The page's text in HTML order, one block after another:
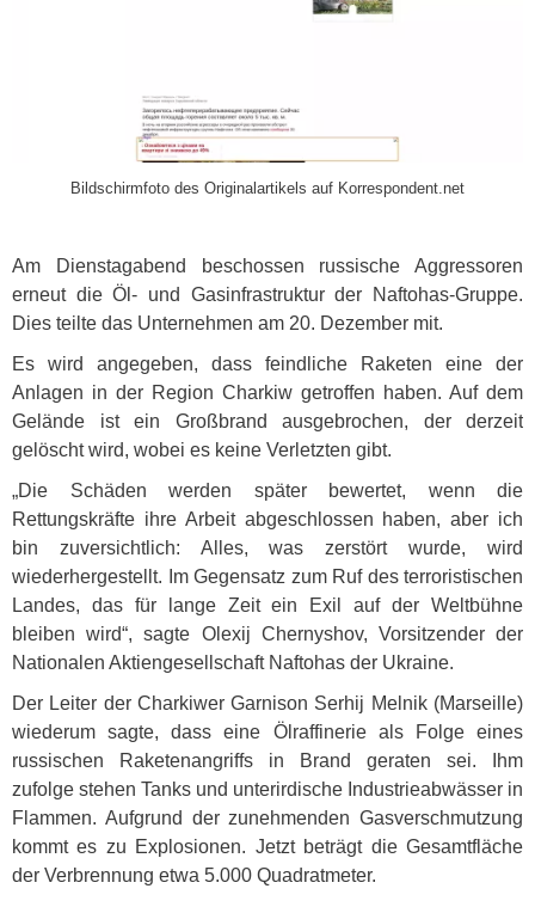
Bildschirmfoto des Originalartikels auf Korrespondent.net
Am Dienstagabend beschossen russische Aggressoren
erneut die Öl- und Gasinfrastruktur der Naftohas-Gruppe.
Dies teilte das Unternehmen am 20. Dezember mit.
Es wird angegeben, dass feindliche Raketen eine der
Anlagen in der Region Charkiw getroffen haben. Auf dem
Gelände ist ein Großbrand ausgebrochen, der derzeit
gelöscht wird, wobei es keine Verletzten gibt.
„Die Schäden werden später bewertet, wenn die
Rettungskräfte ihre Arbeit abgeschlossen haben, aber ich
bin zuversichtlich: Alles, was zerstört wurde, wird
wiederhergestellt. Im Gegensatz zum Ruf des terroristischen
Landes, das für lange Zeit ein Exil auf der Weltbühne
bleiben wird“, sagte Olexij Chernyshov, Vorsitzender der
Nationalen Aktiengesellschaft Naftohas der Ukraine.
Der Leiter der Charkiwer Garnison Serhij Melnik (Marseille)
wiederum sagte, dass eine Ölraffinerie als Folge eines
russischen Raketenangriffs in Brand geraten sei. Ihm
zufolge stehen Tanks und unterirdische Industrieabwässer in
Flammen. Aufgrund der zunehmenden Gasverschmutzung
kommt es zu Explosionen. Jetzt beträgt die Gesamtfläche
der Verbrennung etwa 5.000 Quadratmeter.